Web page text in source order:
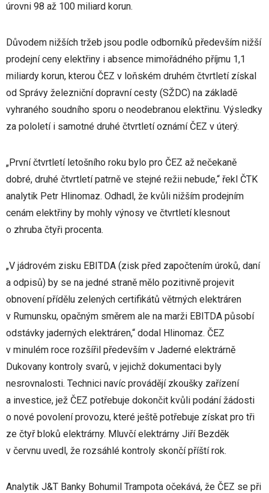
úrovni 98 až 100 miliard korun.
Důvodem nižších tržeb jsou podle odborníků především nižší
prodejní ceny elektřiny i absence mimořádného příjmu 1,1
miliardy korun, kterou ČEZ v loňském druhém čtvrtletí získal
od Správy železniční dopravní cesty (SŽDC) na základě
vyhraného soudního sporu o neodebranou elektřinu. Výsledky
za pololetí i samotné druhé čtvrtletí oznámí ČEZ v úterý.
„První čtvrtletí letošního roku bylo pro ČEZ až nečekaně
dobré, druhé čtvrtletí patrně ve stejné režii nebude,“ řekl ČTK
analytik Petr Hlinomaz. Odhadl, že kvůli nižším prodejním
cenám elektřiny by mohly výnosy ve čtvrtletí klesnout
o zhruba čtyři procenta.
„V jádrovém zisku EBITDA (zisk před započtením úroků, daní
a odpisů) by se na jedné straně mělo pozitivně projevit
obnovení přídělu zelených certifikátů větrných elektráren
v Rumunsku, opačným směrem ale na marži EBITDA působí
odstávky jaderných elektráren,“ dodal Hlinomaz. ČEZ
v minulém roce rozšířil především v Jaderné elektrárně
Dukovany kontroly svarů, v jejichž dokumentaci byly
nesrovnalosti. Technici navíc provádějí zkoušky zařízení
a investice, jež ČEZ potřebuje dokončit kvůli podání žádosti
o nové povolení provozu, které ještě potřebuje získat pro tři
ze čtyř bloků elektrárny. Mluvčí elektrárny Jiří Bezděk
v červnu uvedl, že rozsáhlé kontroly skončí příští rok.
Analytik J&T Banky Bohumil Trampota očekává, že ČEZ se při